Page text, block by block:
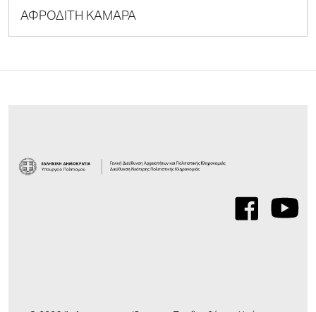
ΑΦΡΟΔΙΤΗ ΚΑΜΑΡΑ